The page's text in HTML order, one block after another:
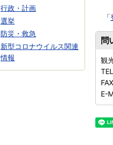
「
問
観
E-
行政・計画
選挙
防災・救急
新型コロナウイルス関連
情報